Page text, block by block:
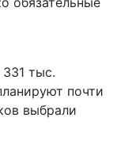
тыс.
почти
выбрали